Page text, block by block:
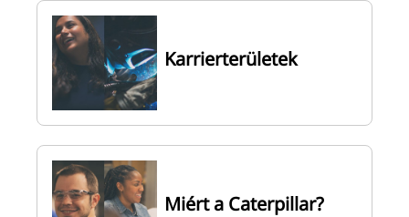
Karrierterületek
Miért a Caterpillar?